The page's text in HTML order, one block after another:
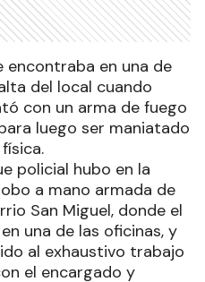
encontraba en una de
del local cuando
con un arma de fuego
luego ser maniatado
policial hubo en la
a mano armada de
San Miguel, donde el
una de las oficinas, y
al exhaustivo trabajo
el encargado y